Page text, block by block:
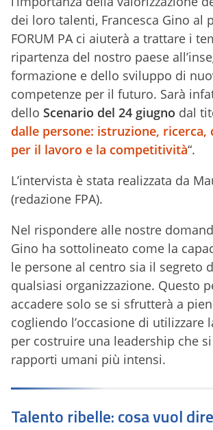
dei loro talenti, Francesca Gino al
FORUM PA ci aiuterà a trattare i
ripartenza del nostro paese
formazione e dello sviluppo di
competenze per il futuro. Sarà
dello Scenario del 24 giugno dal
dalle persone: istruzione, ricerca,
per il lavoro e la competitività“.
L’intervista è stata realizzata da
(redazione FPA).
Nel rispondere alle nostre
Gino ha sottolineato come la
le persone al centro sia il segreto
qualsiasi organizzazione. Questo
accadere solo se si sfrutterà a
cogliendo l’occasione di utilizzare
per costruire una leadership che
rapporti umani più intensi.
Talento ribelle: cosa vuol